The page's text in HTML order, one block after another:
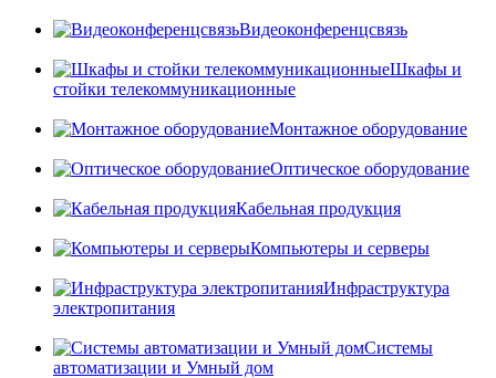
Видеоконференцсвязь
Шкафы и
стойки телекоммуникационные
Монтажное оборудование
Оптическое оборудование
Кабельная продукция
Компьютеры и серверы
Инфраструктура
электропитания
Системы
автоматизации и Умный дом